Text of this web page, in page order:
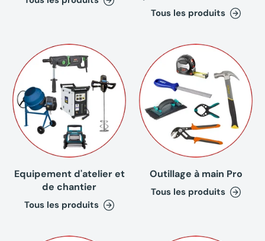
Tous les produits
Equipement d'atelier et
de chantier
Tous les produits
Outillage à main Pro
Tous les produits